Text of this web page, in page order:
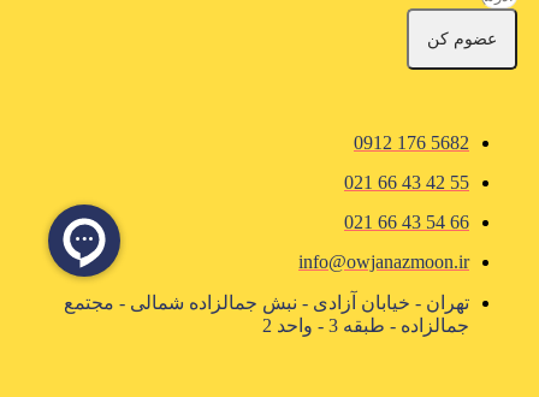
عضوم کن
5682 176 0912
55 42 43 66 021
66 54 43 66 021
info@owjanazmoon.ir
تهران - خیابان آزادی - نبش جمالزاده شمالی - مجتمع
جمالزاده - طبقه 3 - واحد 2